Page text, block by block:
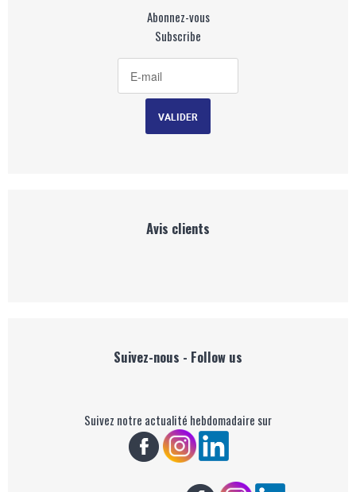
Abonnez-vous
Subscribe
Avis clients
Suivez-nous - Follow us
Suivez notre actualité hebdomadaire sur